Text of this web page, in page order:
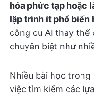
hóa phức tạp hoặc
lập trình ít phổ biến
công cụ AI thay thế
chuyên biệt như
Nhiều bài học trong
việc tìm kiếm các